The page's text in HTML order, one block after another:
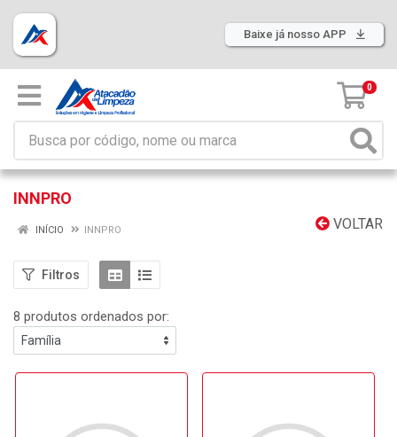
Baixe já nosso APP
0
INNPRO
VOLTAR
INÍCIO INNPRO
Filtros
8 produtos ordenados por: